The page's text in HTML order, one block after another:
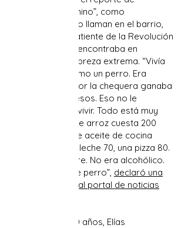
conocidos, “El chino”, como
cariñosamente lo llaman en el barrio,
era un ex combatiente de la Revolución
de 1959, que se encontraba en
condición de pobreza extrema. “Vivía
solo, botado como un perro. Era
combatiente y por la chequera ganaba
más de 3.000 pesos. Eso no le
alcanzaba para vivir. Todo está muy
caro. Una libra de arroz cuesta 200
pesos, un litro de aceite de cocina
1.200, un litro de leche 70, una pizza 80.
Él pasaba hambre. No era alcohólico.
Vivió una vida de perro”, declaró una
fuente anónima al portal de noticias
A sus más de 80 años, Elías